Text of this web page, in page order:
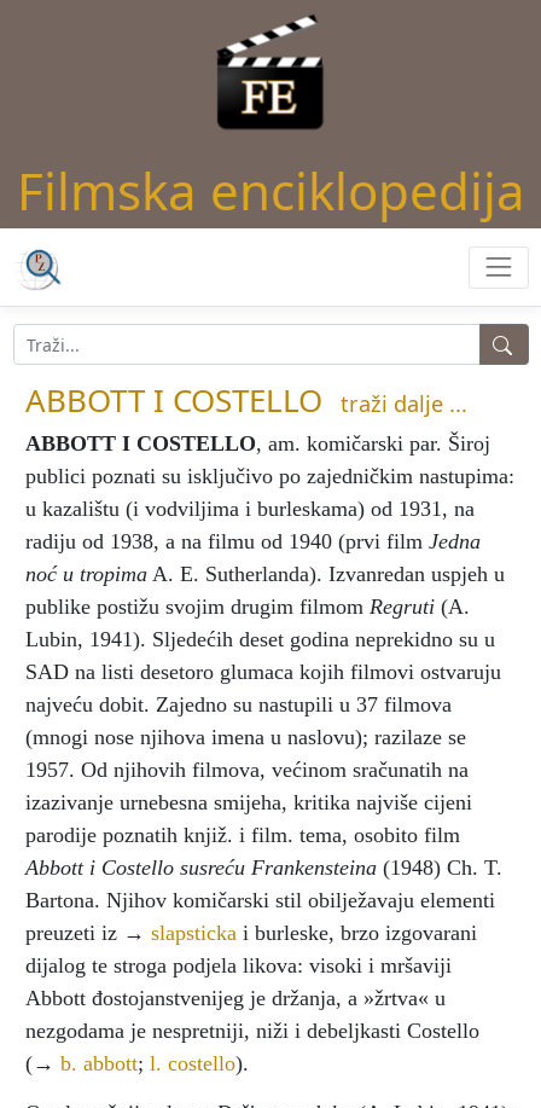
Filmska enciklopedija
ABBOTT I COSTELLO traži dalje ...
ABBOTT I COSTELLO, am. komičarski par. Široj
publici poznati su isključivo po zajedničkim nastupima:
u kazalištu (i vodviljima i burleskama) od 1931, na
radiju od 1938, a na filmu od 1940 (prvi film Jedna
noć u tropima A. E. Sutherlanda). Izvanredan uspjeh u
publike postižu svojim drugim filmom Regruti (A.
Lubin, 1941). Sljedećih deset godina neprekidno su u
SAD na listi desetoro glumaca kojih filmovi ostvaruju
najveću dobit. Zajedno su nastupili u 37 filmova
(mnogi nose njihova imena u naslovu); razilaze se
1957. Od njihovih filmova, većinom sračunatih na
izazivanje urnebesna smijeha, kritika najviše cijeni
parodije poznatih knjiž. i film. tema, osobito film
Abbott i Costello susreću Frankensteina (1948) Ch. T.
Bartona. Njihov komičarski stil obilježavaju elementi
preuzeti iz → slapsticka i burleske, brzo izgovarani
dijalog te stroga podjela likova: visoki i mršaviji
Abbott đostojanstvenijeg je držanja, a »žrtva« u
nezgodama je nespretniji, niži i debeljkasti Costello
(→ b. abbott; l. costello).